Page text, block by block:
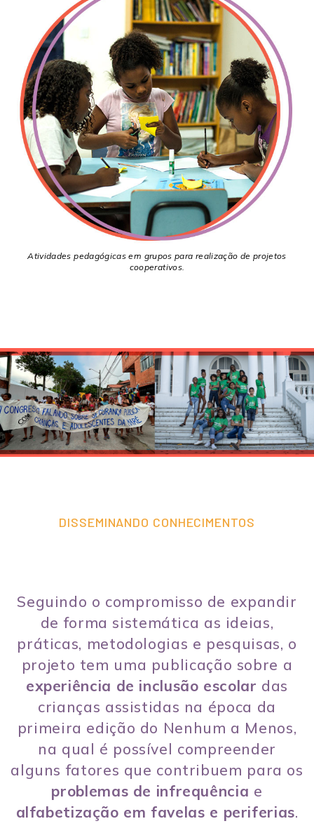
Atividades pedagógicas em grupos para realização de projetos
cooperativos.
DISSEMINANDO CONHECIMENTOS
Seguindo o compromisso de expandir
de forma sistemática as ideias,
práticas, metodologias e pesquisas, o
projeto tem uma publicação sobre a
experiência de inclusão escolar das
crianças assistidas na época da
primeira edição do Nenhum a Menos,
na qual é possível compreender
alguns fatores que contribuem para os
problemas de infrequência e
alfabetização em favelas e periferias.